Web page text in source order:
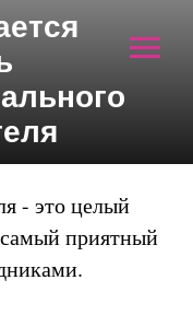
- это целый
приятный